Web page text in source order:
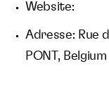
Website:
Adresse: Rue
PONT, Belgium